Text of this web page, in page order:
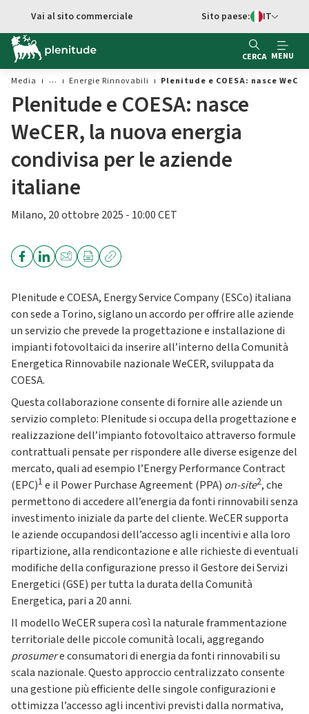
Vai al contenuto principale
Vai al sito commerciale
Switch di
Sito paese: IT
CERCA MENU
Media Energie Rinnovabili Plenitude e COESA: nasce
Plenitude e COESA: nasce
WeCER, la nuova energia
condivisa per le aziende
italiane
Milano, 20 ottobre 2025 - 10:00 CET
Plenitude e COESA, Energy Service Company (ESCo) italiana
con sede a Torino, siglano un accordo per offrire alle aziende
un servizio che prevede la progettazione e installazione di
impianti fotovoltaici da inserire all’interno della Comunità
Energetica Rinnovabile nazionale WeCER, sviluppata da
COESA.
Questa collaborazione consente di fornire alle aziende un
servizio completo: Plenitude si occupa della progettazione e
realizzazione dell’impianto fotovoltaico attraverso formule
contrattuali pensate per rispondere alle diverse esigenze del
mercato, quali ad esempio l’Energy Performance Contract
(EPC)1 e il Power Purchase Agreement (PPA) on-site2, che
permettono di accedere all’energia da fonti rinnovabili senza
investimento iniziale da parte del cliente. WeCER supporta
le aziende occupandosi dell’accesso agli incentivi e alla loro
ripartizione, alla rendicontazione e alle richieste di eventuali
modifiche della configurazione presso il Gestore dei Servizi
Energetici (GSE) per tutta la durata della Comunità
Energetica, pari a 20 anni.
Il modello WeCER supera così la naturale frammentazione
territoriale delle piccole comunità locali, aggregando
prosumere consumatori di energia da fonti rinnovabili su
scala nazionale. Questo approccio centralizzato consente
una gestione più efficiente delle singole configurazioni e
ottimizza l’accesso agli incentivi previsti dalla normativa,